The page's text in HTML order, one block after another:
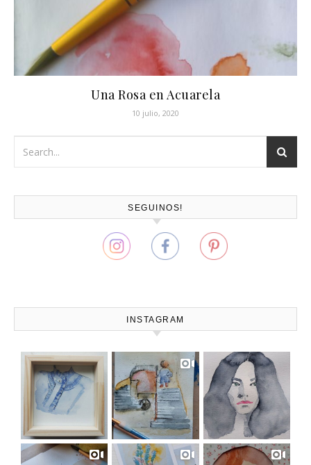
Una Rosa en Acuarela
10 julio, 2020
SEGUINOS!
INSTAGRAM